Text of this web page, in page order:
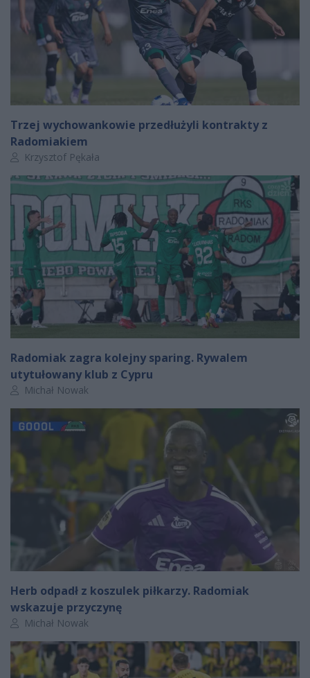
Trzej wychowankowie przedłużyli kontrakty z
Radomiakiem
Autor artykułu:
Krzysztof Pękała
Radomiak zagra kolejny sparing. Rywalem
utytułowany klub z Cypru
Autor artykułu:
Michał Nowak
Herb odpadł z koszulek piłkarzy. Radomiak
wskazuje przyczynę
Autor artykułu:
Michał Nowak